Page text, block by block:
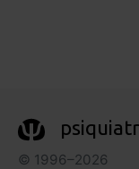
© 1996–2026